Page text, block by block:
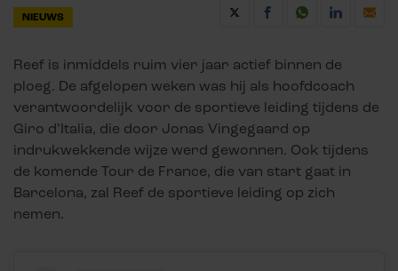
NIEUWS
Reef is inmiddels ruim vier jaar actief binnen de
ploeg. De afgelopen weken was hij als hoofdcoach
verantwoordelijk voor de sportieve leiding tijdens de
Giro d’Italia, die door Jonas Vingegaard op
indrukwekkende wijze werd gewonnen. Ook tijdens
de komende Tour de France, die van start gaat in
Barcelona, zal Reef de sportieve leiding op zich
nemen.